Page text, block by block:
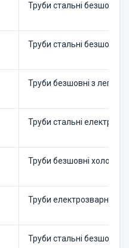
Труби стальні безшовні
Труби стальні безшовні
Труби безшовні з
Труби стальні
Труби безшовні
Труби електрозварні
Труби стальні безшовні